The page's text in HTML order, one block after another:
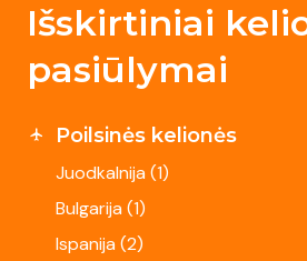
Išskirtiniai
pasiūlymai
Poilsinės kelionės
Juodkalnija (1)
Bulgarija (1)
Ispanija (2)